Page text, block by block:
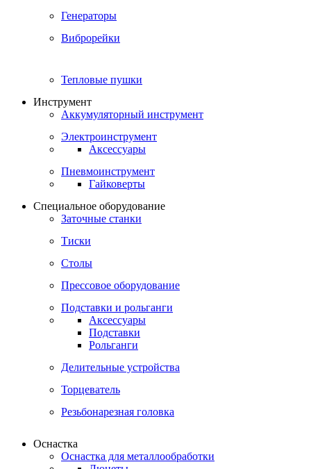
Генераторы
Виброрейки
Тепловые пушки
Инструмент
Аккумуляторный инструмент
Электроинструмент
Аксессуары
Пневмоинструмент
Гайковерты
Специальное оборудование
Заточные станки
Тиски
Столы
Прессовое оборудование
Подставки и рольганги
Аксессуары
Подставки
Рольганги
Делительные устройства
Торцеватель
Резьбонарезная головка
Оснастка
Оснастка для металлообработки